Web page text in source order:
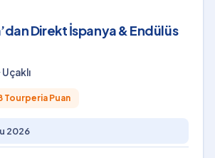
Direkt İspanya & Endülüs
Uçaklı
Tourperia Puan
2026